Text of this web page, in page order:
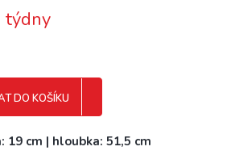
týdny
DO KOŠÍKU
19 cm | hloubka: 51,5 cm